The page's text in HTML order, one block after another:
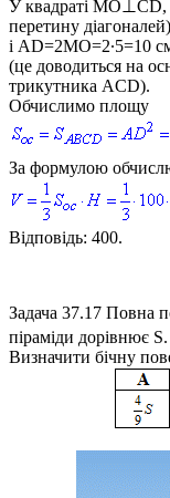
У квадраті MO⊥CD
перетину
і AD=2MO=2∙5=10
(це доводиться на
трикутника ACD).
Обчислимо площу
За формулою
Відповідь: 400.
Задача 37.17 Повна
піраміди дорівнює S
Визначити бічну